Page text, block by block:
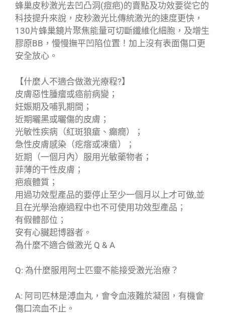
蜂巢皮秒激光去凹凸洞(痘疤)的賣點及功效要從它的
科技提升來說，皮秒激光比傳統激光的速度更快，
130片蜂巢鏡片聚焦能量可切斷纖維化細胞，及增生
膠原BB，慢慢撫平凹陷位置！加上沒有表面傷口更
安全放心。
【什麼人不適合做激光療程?】
皮膚惡性腫瘤或癌前病變；
妊娠期及哺乳期間；
近期曬黑或曬傷的皮膚；
光敏性疾病（紅斑狼瘡、癲癇）；
急性皮膚感染（疙瘩或凍瘡）；
近期（一個月內）服用光敏藥物者；
菲薄的干性皮膚；
疤痕體質；
用過功效型產品的要停止至少一個月以上才可做,並
且在光學治療過程中也不可使用功效型產品；
有假體部位；
安有心臟起博器者。
為什麼不適合做激光 Q & A
Q: 為什麼服用阿士匹靈不能接受激光治療？
A: 阿司匹林是溥血丸，會令血液難於凝固，有機會
傷口流血不止。